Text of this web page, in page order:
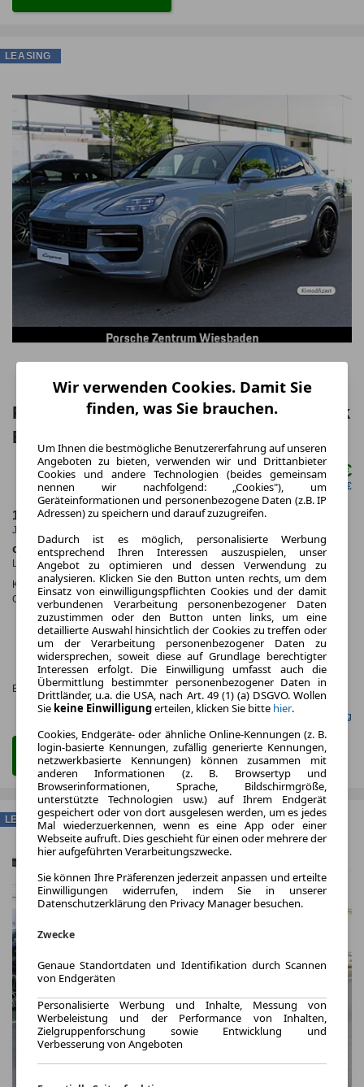
Porsche Cayenne E-Hybrid Coupe Black
Edition
ab mtl. 1.877,00 €
netto mtl. 1.577,31 €
10.000,0 km
Jahrliche Fahrleistung
36 Monate
ca. 346 kW (470 PS)
Leistung
Hybrid
Kraftstoff
Kraftstoffverbr.¹: ca. 19,0 l/100km (komb.)
CO
-Emissionen* ca. 92 g/km (komb.)
Effizienzklasse:
CO₂-
KLASSE
B (GEW.
KOMB.),
G (ENTLADEN,
KOMB.)
Gefunden auf Null Leasing
Zum Leasing Angebot
LEASING
LEASING
Wir verwenden Cookies. Damit Sie
finden, was Sie brauchen.
Um Ihnen die bestmögliche Benutzererfahrung auf unseren
Angeboten zu bieten, verwenden wir und Drittanbieter
Cookies und andere Technologien (beides gemeinsam
nennen wir nachfolgend: „Cookies"), um
Geräteinformationen und personenbezogene Daten (z.B. IP
Adressen) zu speichern und darauf zuzugreifen.
Dadurch ist es möglich, personalisierte Werbung
entsprechend Ihren Interessen auszuspielen, unser
Angebot zu optimieren und dessen Verwendung zu
analysieren. Klicken Sie den Button unten rechts, um dem
Einsatz von einwilligungspflichten Cookies und der damit
verbundenen Verarbeitung personenbezogener Daten
zuzustimmen oder den Button unten links, um eine
detaillierte Auswahl hinsichtlich der Cookies zu treffen oder
um der Verarbeitung personenbezogener Daten zu
widersprechen, soweit diese auf Grundlage berechtigter
Interessen erfolgt. Die Einwilligung umfasst auch die
Übermittlung bestimmter personenbezogener Daten in
Drittländer, u.a. die USA, nach Art. 49 (1) (a) DSGVO. Wollen
Sie keine Einwilligungerteilen, klicken Sie bitte hier.
Cookies, Endgeräte- oder ähnliche Online-Kennungen (z. B.
login-basierte Kennungen, zufällig generierte Kennungen,
netzwerkbasierte Kennungen) können zusammen mit
anderen Informationen (z. B. Browsertyp und
Browserinformationen, Sprache, Bildschirmgröße,
unterstützte Technologien usw.) auf Ihrem Endgerät
gespeichert oder von dort ausgelesen werden, um es jedes
Mal wiederzuerkennen, wenn es eine App oder einer
Webseite aufruft. Dies geschieht für einen oder mehrere der
hier aufgeführten Verarbeitungszwecke.
Sie können Ihre Präferenzen jederzeit anpassen und erteilte
Einwilligungen widerrufen, indem Sie in unserer
Datenschutzerklärung den Privacy Manager besuchen.
Zwecke
Genaue Standortdaten und Identifikation durch Scannen
von Endgeräten
Personalisierte Werbung und Inhalte, Messung von
Werbeleistung und der Performance von Inhalten,
Zielgruppenforschung sowie Entwicklung und
Verbesserung von Angeboten